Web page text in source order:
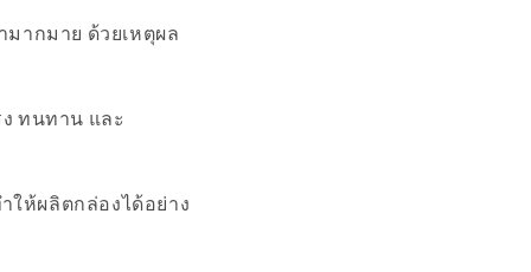
ากมาย ด้วยเหตุผล
ทนทาน และ
ห้ผลิตกล่องได้อย่าง